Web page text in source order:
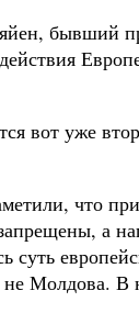
бывший
вот уже
что
а
суть
не Молдова.